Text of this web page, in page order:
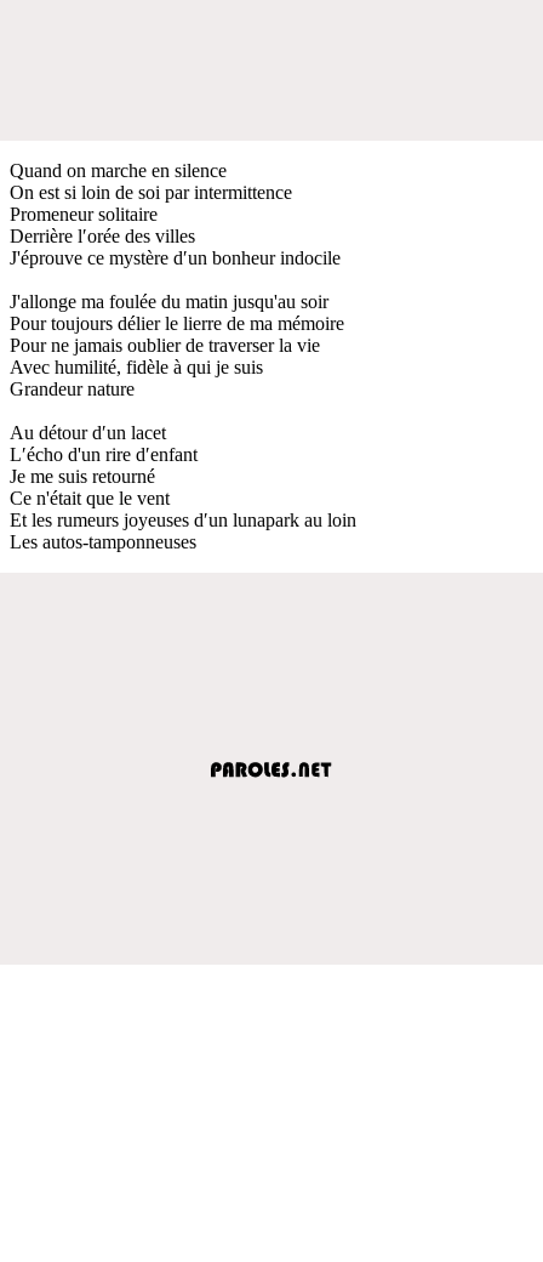
Quand on marche en silence
On est si loin de soi par intermittence
Promeneur solitaire
Derrière l′orée des villes
J'éprouve ce mystère d′un bonheur indocile
J'allonge ma foulée du matin jusqu'au soir
Pour toujours délier le lierre de ma mémoire
Pour ne jamais oublier de traverser la vie
Avec humilité, fidèle à qui je suis
Grandeur nature
Au détour d′un lacet
L′écho d'un rire d′enfant
Je me suis retourné
Ce n'était que le vent
Et les rumeurs joyeuses d′un lunapark au loin
Les autos-tamponneuses